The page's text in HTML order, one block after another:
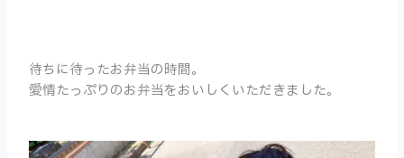
待ちに待ったお弁当の時間。
愛情たっぷりのお弁当をおいしくいただきました。